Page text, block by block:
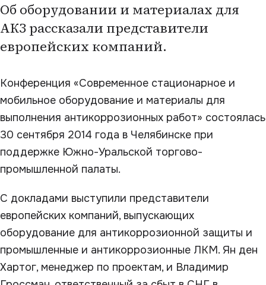
Об оборудовании и материалах для
АКЗ рассказали представители
европейских компаний.
Конференция «Современное стационарное и
мобильное оборудование и материалы для
выполнения антикоррозионных работ» состоялась
30 сентября 2014 года в Челябинске при
поддержке Южно-Уральской торгово-
промышленной палаты.
С докладами выступили представители
европейских компаний, выпускающих
оборудование для антикоррозионной защиты и
промышленные и антикоррозионные ЛКМ. Ян ден
Хартог, менеджер по проектам, и Владимир